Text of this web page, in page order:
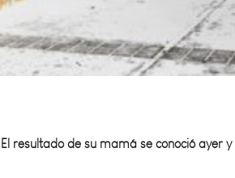
El miércoles madre e hija de la familia